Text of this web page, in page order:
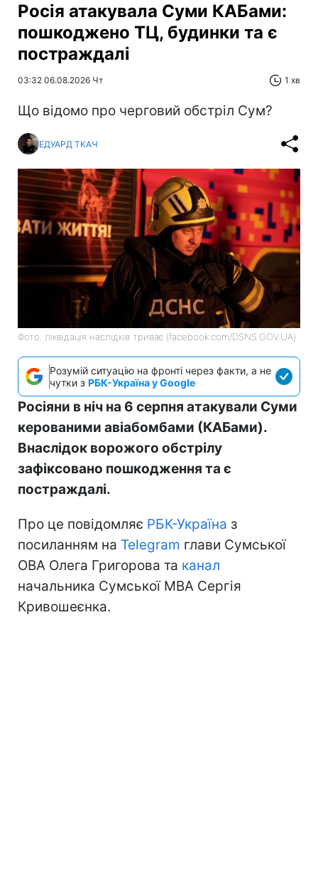
Росія атакувала Суми КАБами:
пошкоджено ТЦ, будинки та є
постраждалі
03:32 06.08.2026 Чт 1 хв
Що відомо про черговий обстріл Сум?
ЕДУАРД ТКАЧ
Фото: ліквідація наслідків триває (facebook.com/DSNS.GOV.UA)
Розумій ситуацію на фронті через факти, а не
чутки з РБК-Україна у Google
Росіяни в ніч на 6 серпня атакували Суми
керованими авіабомбами (КАБами).
Внаслідок ворожого обстрілу
зафіксовано пошкодження та є
постраждалі.
Про це повідомляє РБК-Україна з
посиланням на Telegram глави Сумської
ОВА Олега Григорова та канал
начальника Сумської МВА Сергія
Кривошеєнка.